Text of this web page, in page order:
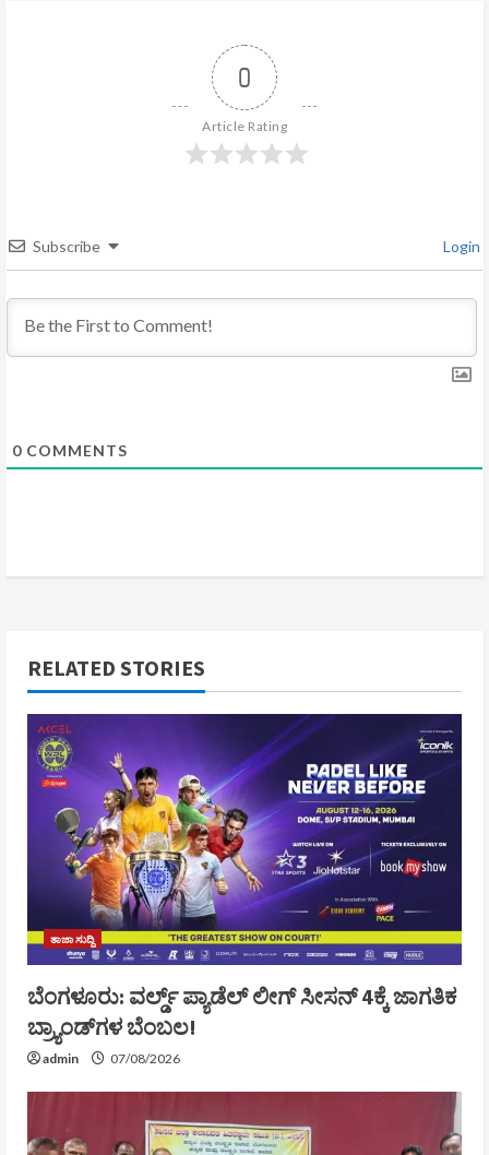
i
n
g
0
Article Rating
Subscribe Login
0 COMMENTS
RELATED STORIES
ತಾಜಾ ಸುದ್ದಿ
ಬೆಂಗಳೂರು: ವರ್ಲ್ಡ್ ಪ್ಯಾಡೆಲ್ ಲೀಗ್ ಸೀಸನ್ 4ಕ್ಕೆ ಜಾಗತಿಕ
ಬ್ರ್ಯಾಂಡ್‌ಗಳ ಬೆಂಬಲ!
admin 07/08/2026